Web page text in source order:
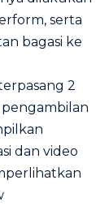
serta
bagasi ke
2
dan video